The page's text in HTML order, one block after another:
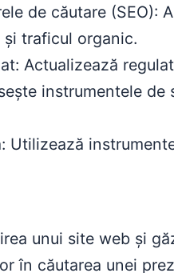
de căutare
traficul organic.
Actualizează
instrumentele
Utilizează
unui site web și
în căutarea unei